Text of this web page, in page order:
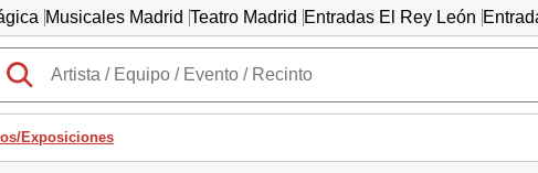
Musicales Madrid Teatro Madrid Entradas El Rey León
Exposiciones